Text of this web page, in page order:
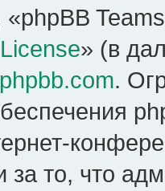
» (в
.
за то, что